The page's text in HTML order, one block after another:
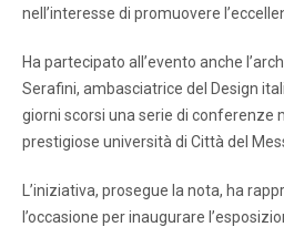
nell’interesse di promuovere
Ha partecipato all’evento anche
Serafini, ambasciatrice del Design
giorni scorsi una serie di conferenze
prestigiose università di Città del
L’iniziativa, prosegue la nota, ha
l’occasione per inaugurare